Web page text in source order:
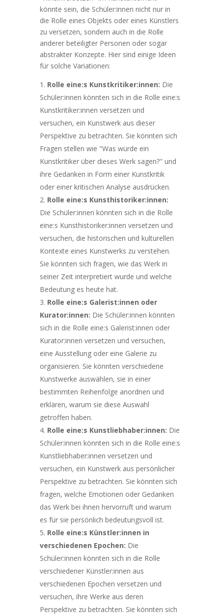
könnte sein, die Schüler:innen nicht nur in
die Rolle eines Objekts oder eines Künstlers
zu versetzen, sondern auch in die Rolle
anderer beteiligter Personen oder sogar
abstrakter Konzepte. Hier sind einige Ideen
für solche Variationen:
Rolle eine:s Kunstkritiker:innen: Die
Schüler:innen könnten sich in die Rolle eine:s
Kunstkritiker:innen versetzen und
versuchen, ein Kunstwerk aus dieser
Perspektive zu betrachten. Sie könnten sich
Fragen stellen wie "Was würde ein
Kunstkritiker über dieses Werk sagen?" und
ihre Gedanken in Form einer Kunstkritik
oder einer kritischen Analyse ausdrücken.
Rolle eine:s Kunsthistoriker:innen:
Die Schüler:innen könnten sich in die Rolle
eine:s Kunsthistoriker:innen versetzen und
versuchen, die historischen und kulturellen
Kontexte eines Kunstwerks zu verstehen.
Sie könnten sich fragen, wie das Werk in
seiner Zeit interpretiert wurde und welche
Bedeutung es heute hat.
Rolle eine:s Galerist:innen oder
Kurator:innen: Die Schüler:innen könnten
sich in die Rolle eine:s Galerist:innen oder
Kurator:innen versetzen und versuchen,
eine Ausstellung oder eine Galerie zu
organisieren. Sie könnten verschiedene
Kunstwerke auswählen, sie in einer
bestimmten Reihenfolge anordnen und
erklären, warum sie diese Auswahl
getroffen haben.
Rolle eine:s Kunstliebhaber:innen: Die
Schüler:innen könnten sich in die Rolle eine:s
Kunstliebhaber:innen versetzen und
versuchen, ein Kunstwerk aus persönlicher
Perspektive zu betrachten. Sie könnten sich
fragen, welche Emotionen oder Gedanken
das Werk bei ihnen hervorruft und warum
es für sie persönlich bedeutungsvoll ist.
Rolle eine:s Künstler:innen in
verschiedenen Epochen: Die
Schüler:innen könnten sich in die Rolle
verschiedener Künstler:innen aus
verschiedenen Epochen versetzen und
versuchen, ihre Werke aus deren
Perspektive zu betrachten. Sie könnten sich